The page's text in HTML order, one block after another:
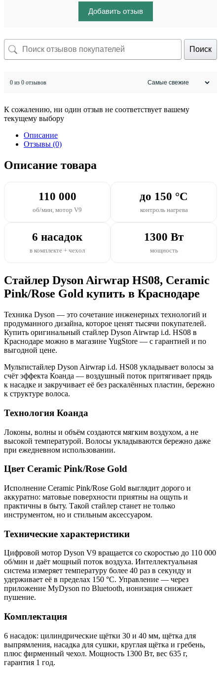
Добавить отзыв
Поиск
0 из 0 отзывов
К сожалению, ни один отзыв не соответствует вашему
текущему выбору
Описание
Отзывы (0)
Описание товара
110 000
об/мин, мотор V9
до 150 °C
контроль нагрева
6 насадок
в комплекте + чехол
1300 Вт
мощность
Стайлер Dyson Airwrap HS08, Ceramic
Pink/Rose Gold купить в Краснодаре
Техника Dyson — это сочетание инженерных технологий и
продуманного дизайна, которое ценят тысячи покупателей.
Купить оригинальный стайлер Dyson Airwrap i.d. HS08 в
Краснодаре можно в магазине YugStore — с гарантией и по
выгодной цене.
Мультистайлер Dyson Airwrap i.d. HS08 укладывает волосы за
счёт эффекта Коанда — воздушный поток притягивает прядь
к насадке и закручивает её без раскалённых пластин, бережно
к структуре волоса.
Технология Коанда
Локоны, волны и объём создаются мягким воздухом, а не
высокой температурой. Волосы укладываются бережно даже
при ежедневном использовании.
Цвет Ceramic Pink/Rose Gold
Исполнение Ceramic Pink/Rose Gold выглядит дорого и
аккуратно: матовые поверхности приятны на ощупь и
практичны в быту. Такой стайлер станет не только
инструментом, но и стильным аксессуаром.
Технические характеристики
Цифровой мотор Dyson V9 вращается со скоростью до 110 000
об/мин и даёт мощный поток воздуха. Интеллектуальная
система измеряет температуру более 40 раз в секунду и
удерживает её в пределах 150 °C. Управление — через
приложение MyDyson по Bluetooth, ионизация снижает
пушение.
Комплектация
6 насадок: цилиндрические щётки 30 и 40 мм, щётка для
выпрямления, насадка для сушки, круглая щётка и гребень,
плюс фирменный чехол. Мощность 1300 Вт, вес 635 г,
гарантия 1 год.